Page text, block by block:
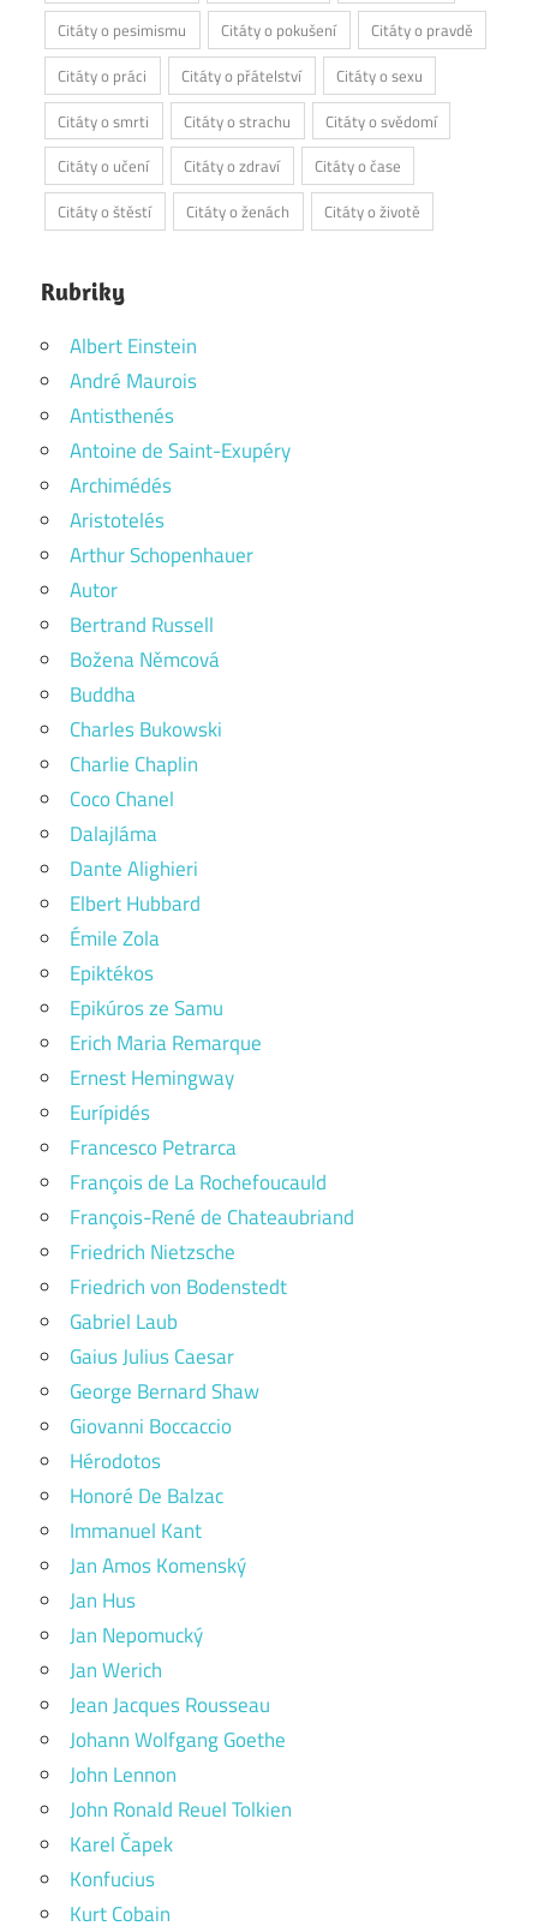
Citáty o pesimismu Citáty o pokušení
Citáty o pravdě
Citáty o práci
Citáty o přátelství
Citáty o sexu
Citáty o smrti
Citáty o strachu
Citáty o svědomí
Citáty o učení
Citáty o zdraví
Citáty o čase
Citáty o štěstí
Citáty o ženách Citáty o životě
Rubriky
Albert Einstein
André Maurois
Antisthenés
Antoine de Saint-Exupéry
Archimédés
Aristotelés
Arthur Schopenhauer
Autor
Bertrand Russell
Božena Němcová
Buddha
Charles Bukowski
Charlie Chaplin
Coco Chanel
Dalajláma
Dante Alighieri
Elbert Hubbard
Émile Zola
Epiktékos
Epikúros ze Samu
Erich Maria Remarque
Ernest Hemingway
Eurípidés
Francesco Petrarca
François de La Rochefoucauld
François-René de Chateaubriand
Friedrich Nietzsche
Friedrich von Bodenstedt
Gabriel Laub
Gaius Julius Caesar
George Bernard Shaw
Giovanni Boccaccio
Hérodotos
Honoré De Balzac
Immanuel Kant
Jan Amos Komenský
Jan Hus
Jan Nepomucký
Jan Werich
Jean Jacques Rousseau
Johann Wolfgang Goethe
John Lennon
John Ronald Reuel Tolkien
Karel Čapek
Konfucius
Kurt Cobain